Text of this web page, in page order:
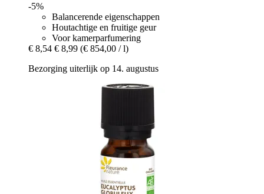
-5%
Balancerende eigenschappen
Houtachtige en fruitige geur
Voor kamerparfumering
€ 8,54 € 8,99 (€ 854,00 / l)
Bezorging uiterlijk op 14. augustus